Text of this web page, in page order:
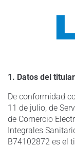
1. Datos del
De conformidad
11 de julio, de
de Comercio
Integrales
B74102872 es el